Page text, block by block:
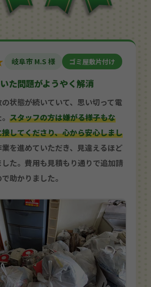
岐阜市 M.S 様 ゴミ屋敷片付け
た問題がようやく解消
状態が続いていて、思い切って電
スタッフの方は嫌がる様子もな
してくださり、心から安心しまし
を進めていただき、見違えるほど
た。費用も見積もり通りで追加請
助かりました。